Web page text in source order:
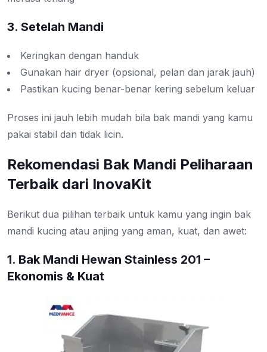
3. Setelah Mandi
Keringkan dengan handuk
Gunakan hair dryer (opsional, pelan dan jarak jauh)
Pastikan kucing benar-benar kering sebelum keluar
Proses ini jauh lebih mudah bila bak mandi yang kamu
pakai stabil dan tidak licin.
Rekomendasi Bak Mandi Peliharaan
Terbaik dari InovaKit
Berikut dua pilihan terbaik untuk kamu yang ingin bak
mandi kucing atau anjing yang aman, kuat, dan awet:
1. Bak Mandi Hewan Stainless 201 –
Ekonomis & Kuat